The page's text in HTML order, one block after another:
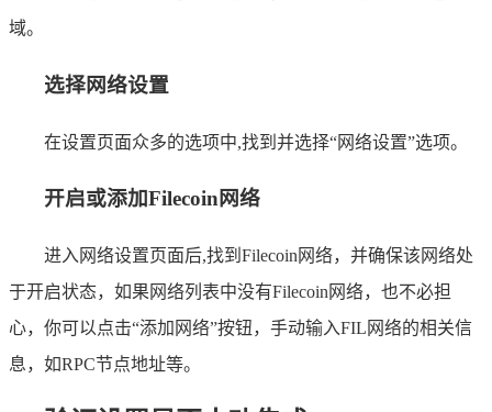
域。
选择网络设置
在设置页面众多的选项中,找到并选择“网络设置”选项。
开启或添加Filecoin网络
进入网络设置页面后,找到Filecoin网络，并确保该网络处
于开启状态，如果网络列表中没有Filecoin网络，也不必担
心，你可以点击“添加网络”按钮，手动输入FIL网络的相关信
息，如RPC节点地址等。